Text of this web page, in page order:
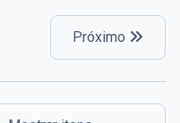
Próximo